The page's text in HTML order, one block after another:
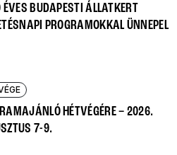
BUDAPESTI ÁLLATKERT
PROGRAMOKKAL ÜNNEPEL
HÉTVÉGÉRE – 2026.
7-9.